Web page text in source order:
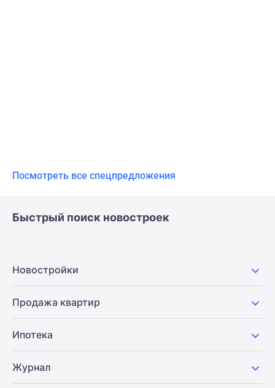
Посмотреть все спецпредложения
Быстрый поиск новостроек
Новостройки
Продажа квартир
Ипотека
Журнал